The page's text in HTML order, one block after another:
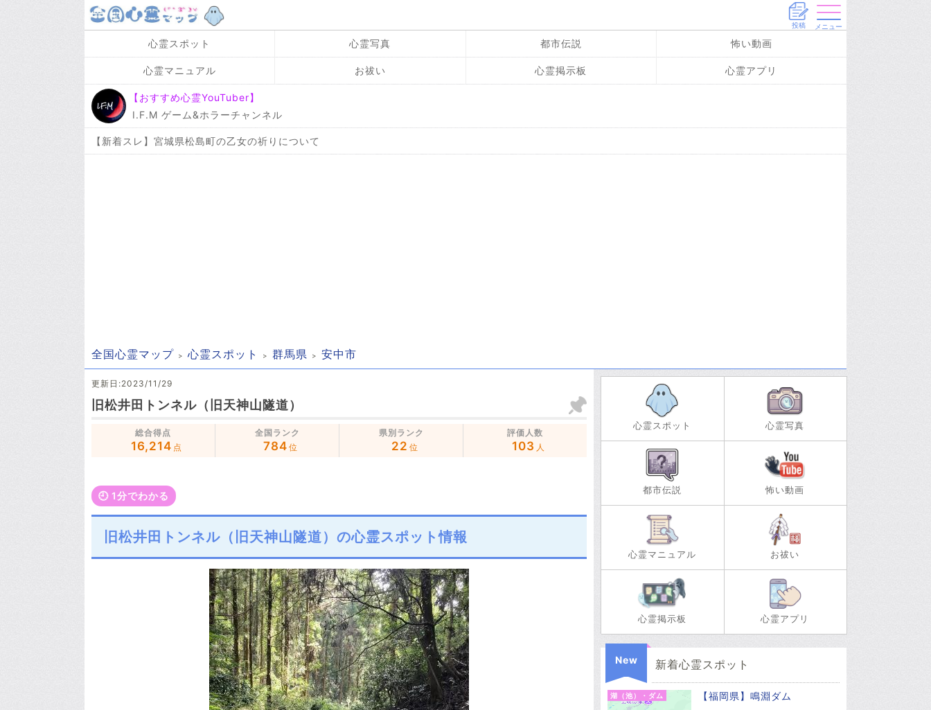
投稿 メニュー
心霊スポット 心霊写真 都市伝説 怖い動画
心霊マニュアル お祓い 心霊掲示板 心霊アプリ
【おすすめ心霊YouTuber】
I.F.M ゲーム&ホラーチャンネル
【新着スレ】宮城県松島町の乙女の祈りについて
全国心霊マップ 心霊スポット 群馬県 安中市
更新日:2023/11/29
旧松井田トンネル（旧天神山隧道）
総合得点
16,214 点
全国ランク
784 位
県別ランク
22 位
評価人数
103 人
🕘️ 1分でわかる
旧松井田トンネル（旧天神山隧道）の心霊スポット情報
心霊スポット 心霊写真
都市伝説 怖い動画
心霊マニュアル お祓い
心霊掲示板 心霊アプリ
New 新着心霊スポット
湖（池）・ダム 【福岡県】鳴淵ダム